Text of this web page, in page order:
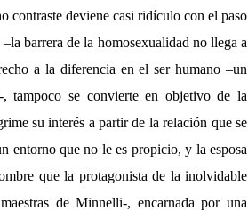
contraste deviene casi ridículo con el paso
barrera de la homosexualidad no llega a
a la diferencia en el ser humano –un
tampoco se convierte en objetivo de la
su interés a partir de la relación que se
entorno que no le es propicio, y la esposa
que la protagonista de la inolvidable
de Minnelli-, encarnada por una